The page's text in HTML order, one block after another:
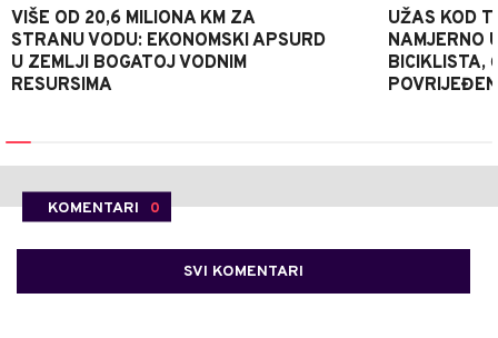
VIŠE OD 20,6 MILIONA KM ZA
STRANU VODU: EKONOMSKI APSURD
U ZEMLJI BOGATOJ VODNIM
RESURSIMA
UŽAS KOD
NAMJERNO
BICIKLISTA,
KOMENTARI 0
SVI KOMENTARI